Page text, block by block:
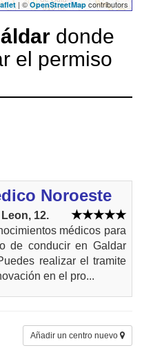
| ©OpenStreetMap contributors
donde
el permiso
Noroeste
12.
médicos para
de conducir en Galdar
realizar el tramite
en el pro...
Añadir un centro nuevo